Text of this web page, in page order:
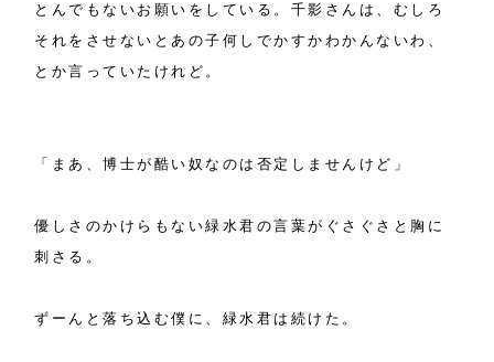
とんでもないお願いをしている。千影さんは、むしろ
それをさせないとあの子何しでかすかわかんないわ、
とか言っていたけれど。
「まあ、博士が酷い奴なのは否定しませんけど」
優しさのかけらもない緑水君の言葉がぐさぐさと胸に
刺さる。
ずーんと落ち込む僕に、緑水君は続けた。